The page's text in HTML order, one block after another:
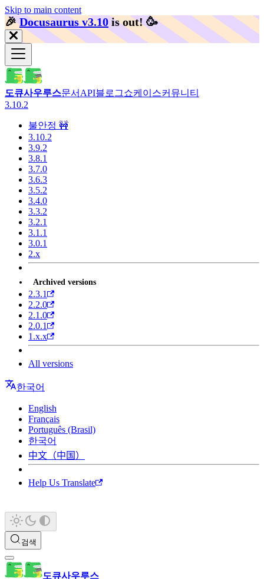
Skip to main content
🎉️Docusaurus v3.10 is out! 🥳️
도큐사우루스문서 API블로그쇼케이스커뮤니티
3.10.2
불안정 🚧
3.10.2
3.9.2
3.8.1
3.7.0
3.6.3
3.5.2
3.4.0
3.3.2
3.2.1
3.1.1
3.0.1
2.x
Archived versions
2.3.1
2.2.0
2.1.0
2.0.1
1.x.x
All versions
한국어
English
Français
Português (Brasil)
한국어
中文（中国）
Help Us Translate
검색
도큐사우루스